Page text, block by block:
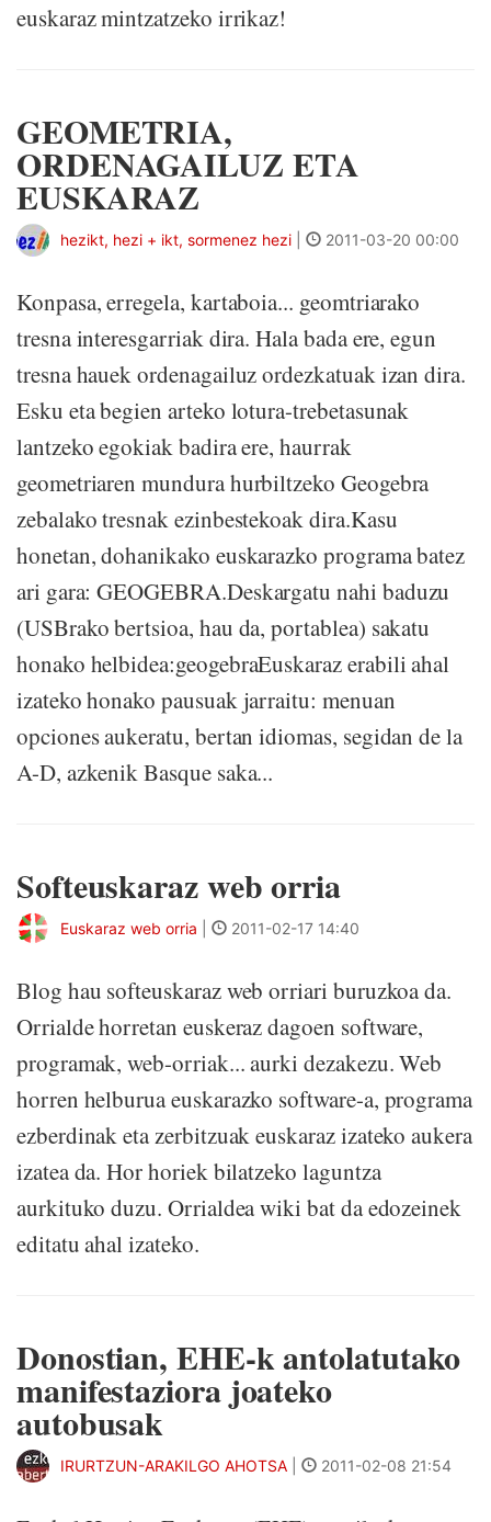
euskaraz mintzatzeko irrikaz!
GEOMETRIA,
ORDENAGAILUZ ETA
EUSKARAZ
hezikt, hezi + ikt, sormenez hezi 2011-03-20 00:00
Konpasa, erregela, kartaboia... geomtriarako
tresna interesgarriak dira. Hala bada ere, egun
tresna hauek ordenagailuz ordezkatuak izan dira.
Esku eta begien arteko lotura-trebetasunak
lantzeko egokiak badira ere, haurrak
geometriaren mundura hurbiltzeko Geogebra
zebalako tresnak ezinbestekoak dira.Kasu
honetan, dohanikako euskarazko programa batez
ari gara: GEOGEBRA.Deskargatu nahi baduzu
(USBrako bertsioa, hau da, portablea) sakatu
honako helbidea:geogebraEuskaraz erabili ahal
izateko honako pausuak jarraitu: menuan
opciones aukeratu, bertan idiomas, segidan de la
A-D, azkenik Basque saka...
Softeuskaraz web orria
Euskaraz web orria 2011-02-17 14:40
Blog hau softeuskaraz web orriari buruzkoa da.
Orrialde horretan euskeraz dagoen software,
programak, web-orriak... aurki dezakezu. Web
horren helburua euskarazko software-a, programa
ezberdinak eta zerbitzuak euskaraz izateko aukera
izatea da. Hor horiek bilatzeko laguntza
aurkituko duzu. Orrialdea wiki bat da edozeinek
editatu ahal izateko.
Donostian, EHE-k antolatutako
manifestaziora joateko
autobusak
IRURTZUN-ARAKILGO AHOTSA 2011-02-08 21:54